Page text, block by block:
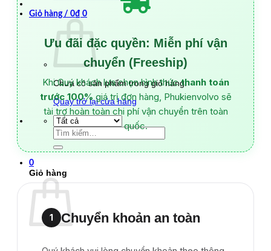
Giỏ hàng / 0₫ 0
Chưa có sản phẩm trong giỏ hàng.
Quay trở lại cửa hàng
Tìm
kiếm:
0
Giỏ hàng
Ưu đãi đặc quyền: Miễn phí vận
chuyển (Freeship)
Khi Quý khách lựa chọn hình thứcthanh toán
trước 100% giá trị đơn hàng, Phukienvolvo sẽ
tài trợ hoàn toàn chi phí vận chuyển trên toàn
quốc.
1 Chuyển khoản an toàn